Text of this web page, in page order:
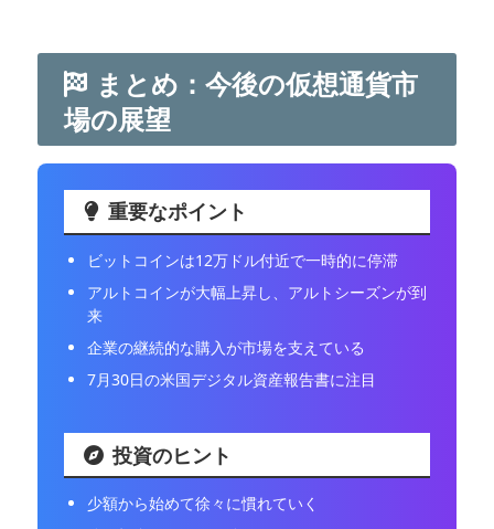
まとめ：今後の仮想通貨市
場の展望
重要なポイント
ビットコインは12万ドル付近で一時的に停滞
アルトコインが大幅上昇し、アルトシーズンが到
来
企業の継続的な購入が市場を支えている
7月30日の米国デジタル資産報告書に注目
投資のヒント
少額から始めて徐々に慣れていく